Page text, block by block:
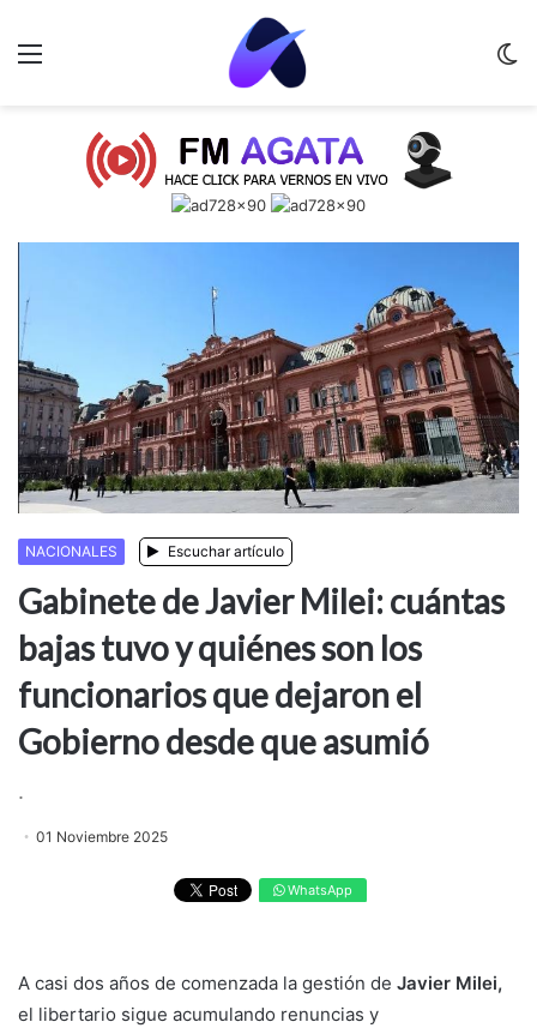
NACIONALES Escuchar artículo
Gabinete de Javier Milei: cuántas
bajas tuvo y quiénes son los
funcionarios que dejaron el
Gobierno desde que asumió
.
01 Noviembre 2025
WhatsApp
A casi dos años de comenzada la gestión de Javier Milei,
el libertario sigue acumulando renuncias y